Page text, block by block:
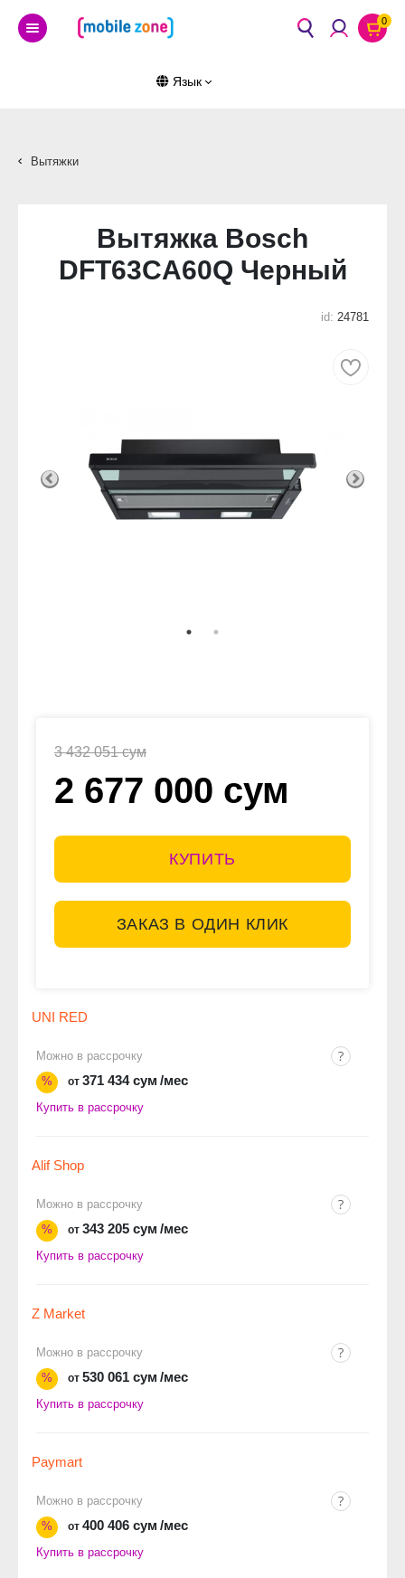
0
Язык
Вытяжки
Вытяжка Bosch
DFT63CA60Q Черный
id: 24781
3 432 051 сум
2 677 000 сум
КУПИТЬ
ЗАКАЗ В ОДИН КЛИК
UNI RED
Можно в рассрочку
%
от 371 434 сум /мес
Купить в рассрочку
Alif Shop
Можно в рассрочку
%
от 343 205 сум /мес
Купить в рассрочку
Z Market
Можно в рассрочку
%
от 530 061 сум /мес
Купить в рассрочку
Paymart
Можно в рассрочку
%
от 400 406 сум /мес
Купить в рассрочку